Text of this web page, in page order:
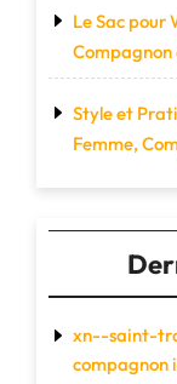
Le Sac pour
Compagnon
Style et
Femme,
xn--saint-
compagnon